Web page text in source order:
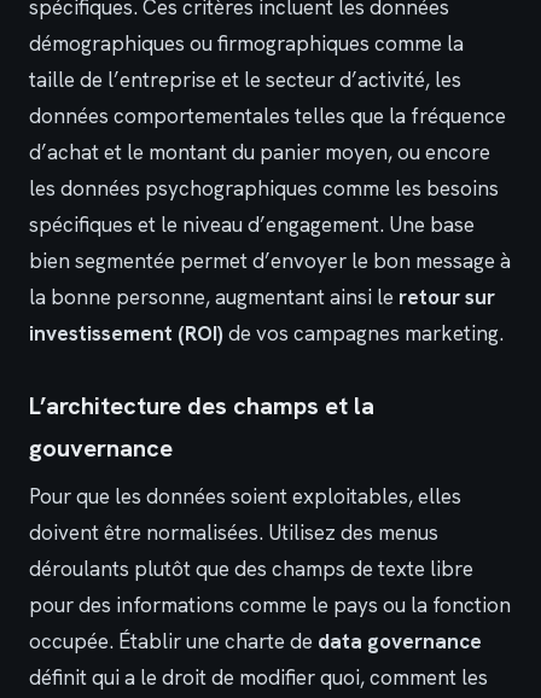
spécifiques. Ces critères incluent les données
démographiques ou firmographiques comme la
taille de l’entreprise et le secteur d’activité, les
données comportementales telles que la fréquence
d’achat et le montant du panier moyen, ou encore
les données psychographiques comme les besoins
spécifiques et le niveau d’engagement. Une base
bien segmentée permet d’envoyer le bon message à
la bonne personne, augmentant ainsi le retour sur
investissement (ROI) de vos campagnes marketing.
L’architecture des champs et la
gouvernance
Pour que les données soient exploitables, elles
doivent être normalisées. Utilisez des menus
déroulants plutôt que des champs de texte libre
pour des informations comme le pays ou la fonction
occupée. Établir une charte de data governance
définit qui a le droit de modifier quoi, comment les